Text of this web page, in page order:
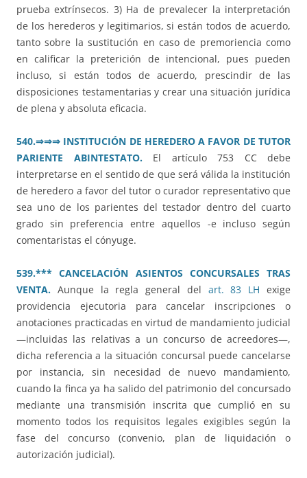
prueba extrínsecos. 3) Ha de prevalecer la interpretación
de los herederos y legitimarios, si están todos de acuerdo,
tanto sobre la sustitución en caso de premoriencia como
en calificar la preterición de intencional, pues pueden
incluso, si están todos de acuerdo, prescindir de las
disposiciones testamentarias y crear una situación jurídica
de plena y absoluta eficacia.
540.⇒⇒⇒ INSTITUCIÓN DE HEREDERO A FAVOR DE TUTOR
PARIENTE ABINTESTATO.El artículo 753 CC debe
interpretarse en el sentido de que será válida la institución
de heredero a favor del tutor o curador representativo que
sea uno de los parientes del testador dentro del cuarto
grado sin preferencia entre aquellos -e incluso según
comentaristas el cónyuge.
539.*** CANCELACIÓN ASIENTOS CONCURSALES TRAS
VENTA. Aunque la regla general del art. 83 LH exige
providencia ejecutoria para cancelar inscripciones o
anotaciones practicadas en virtud de mandamiento judicial
—incluidas las relativas a un concurso de acreedores—,
dicha referencia a la situación concursal puede cancelarse
por instancia, sin necesidad de nuevo mandamiento,
cuando la finca ya ha salido del patrimonio del concursado
mediante una transmisión inscrita que cumplió en su
momento todos los requisitos legales exigibles según la
fase del concurso (convenio, plan de liquidación o
autorización judicial).